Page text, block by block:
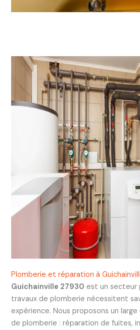
Plomberie et réparation à
Guichainville 27930 est un secteur
travaux de plomberie nécessitent
expérience. Nous proposons un
de plomberie : réparation de fuites,